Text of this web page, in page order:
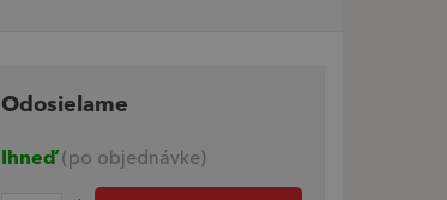
Odosielame
Ihneď(po objednávke)